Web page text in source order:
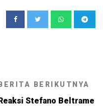
BERITA BERIKUTNYA
Stefano Beltrame